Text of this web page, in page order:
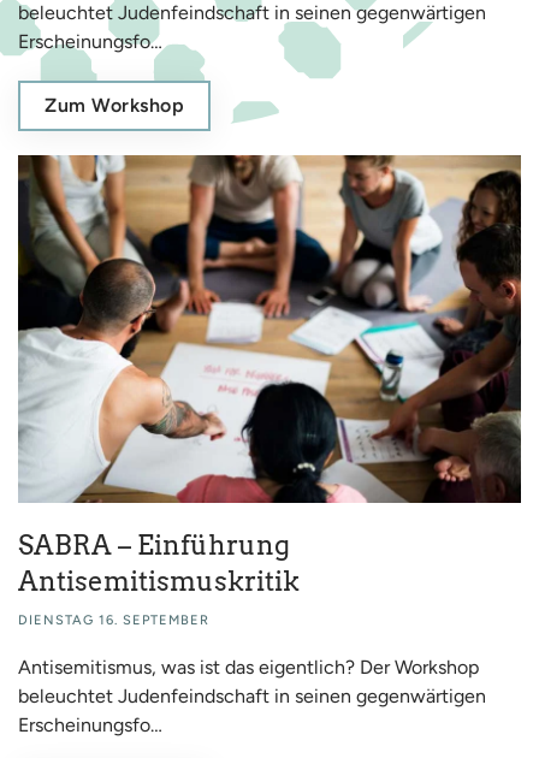
beleuchtet Judenfeindschaft in seinen gegenwärtigen
Erscheinungsfo…
Zum Workshop
SABRA – Einführung
Antisemitismuskritik
DIENSTAG 16. SEPTEMBER
Antisemitismus, was ist das eigentlich? Der Workshop
beleuchtet Judenfeindschaft in seinen gegenwärtigen
Erscheinungsfo…